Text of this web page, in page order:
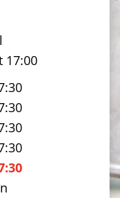
17:00